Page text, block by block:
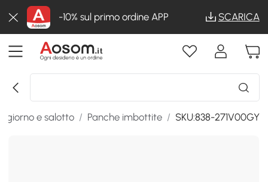
-10% sul primo ordine APP SCARICA
e salotto / Panche imbottite / SKU:838-271V00GY